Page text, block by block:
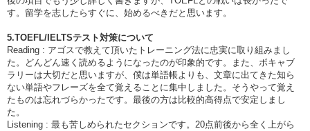
す。留学を志したらすぐに、始めるべきだと思います。
5.TOEFL/IELTSテスト対策について
Reading : アゴスで教えて頂いたトレーニング法に忠実に取り組みまし
た。どんどん速く読めるようになったのが印象的です。また、ボキャブ
ラリーは大切だと思いますが、僕は単語帳よりも、文章に出てきた知ら
ない単語やフレーズを全て覚えることに集中しました。そうやって覚え
たものは忘れづらかったです。最後の方は比較的高得点で安定しまし
た。
Listening : 最も苦しめられたセクションです。20点前後から全く上がら